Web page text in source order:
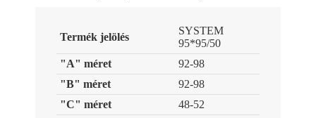
Termék jelölés
SYSTEM
95*95/50
"A" méret
92-98
"B" méret
92-98
"C" méret
48-52